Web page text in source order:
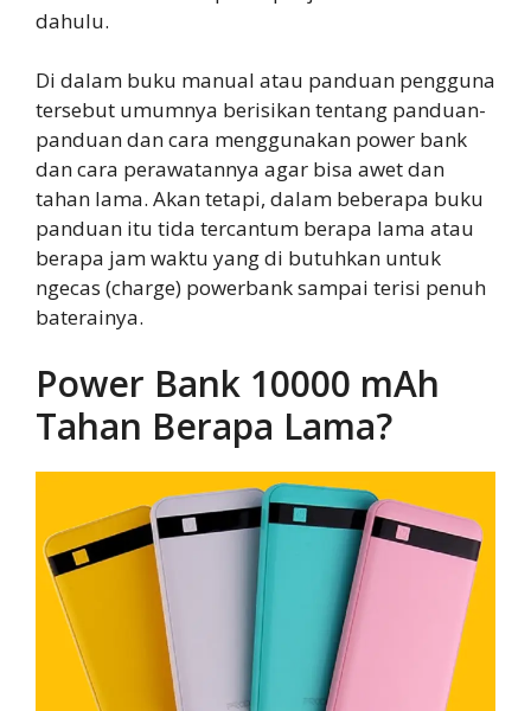
dahulu.
Di dalam buku manual atau panduan pengguna
tersebut umumnya berisikan tentang panduan-
panduan dan cara menggunakan power bank
dan cara perawatannya agar bisa awet dan
tahan lama. Akan tetapi, dalam beberapa buku
panduan itu tida tercantum berapa lama atau
berapa jam waktu yang di butuhkan untuk
ngecas (charge) powerbank sampai terisi penuh
baterainya.
Power Bank 10000 mAh
Tahan Berapa Lama?